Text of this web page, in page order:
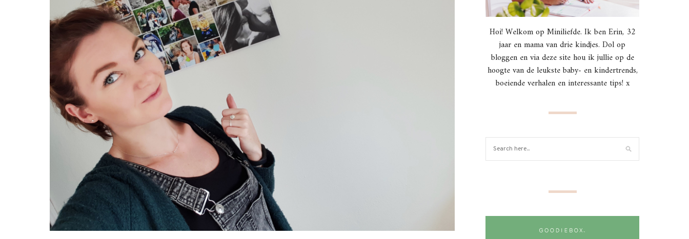
Hoi! Welkom op Miniliefde. Ik ben Erin, 32
jaar en mama van drie kindjes. Dol op
bloggen en via deze site hou ik jullie op de
hoogte van de leukste baby- en kindertrends,
boeiende verhalen en interessante tips! x